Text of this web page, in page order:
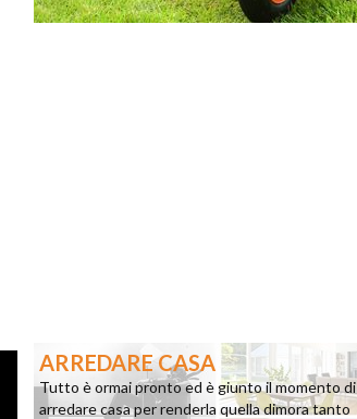
ARREDARE CASA
Tutto è ormai pronto ed è giunto il momento di
arredare casa per renderla quella dimora tanto